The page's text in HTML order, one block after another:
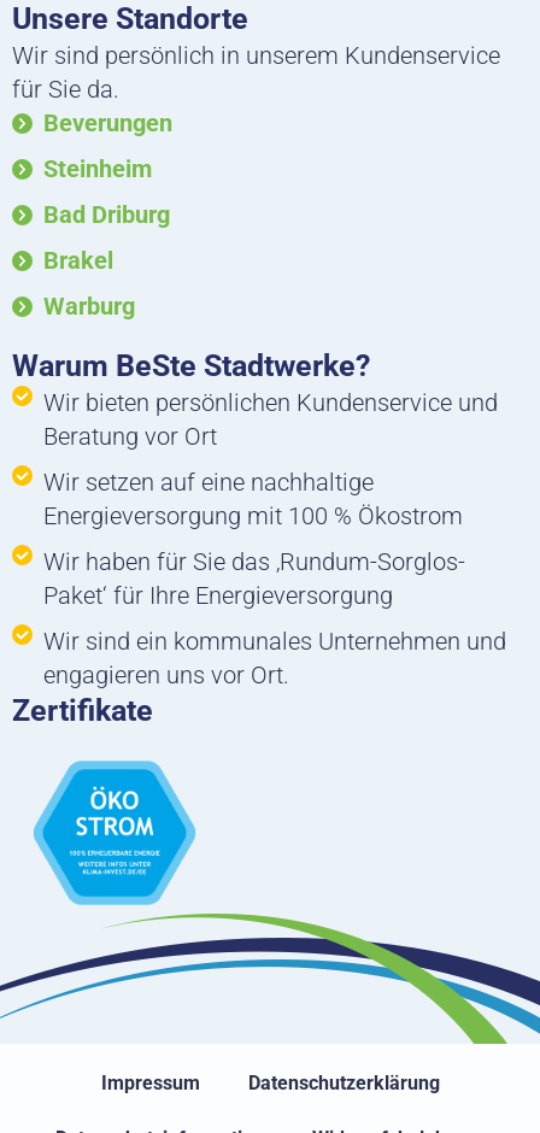
t
a
g
r
a
m
e
b
o
k
k
e
Unsere Standorte
Wir sind persönlich in unserem Kundenservice
für Sie da.
Beverungen
Steinheim
Bad Driburg
Brakel
Warburg
Warum BeSte Stadtwerke?
Wir bieten persönlichen Kundenservice und
Beratung vor Ort
Wir setzen auf eine nachhaltige
Energieversorgung mit 100 % Ökostrom
Wir haben für Sie das ‚Rundum-Sorglos-
Paket‘ für Ihre Energieversorgung
Wir sind ein kommunales Unternehmen und
engagieren uns vor Ort.
Zertifikate
Impressum Datenschutzerklärung